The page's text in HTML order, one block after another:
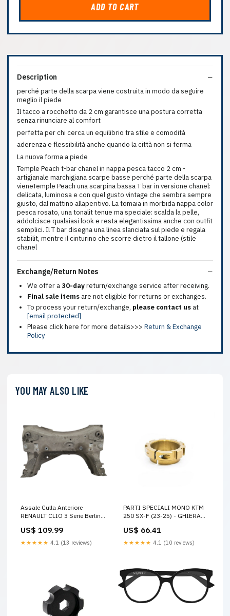
ADD TO CART
Description
perché parte della scarpa viene costruita in modo da seguire
meglio il piede
Il tacco a rocchetto da 2 cm garantisce una postura corretta
senza rinunciare al comfort
perfetta per chi cerca un equilibrio tra stile e comodità
aderenza e flessibilità anche quando la città non si ferma
La nuova forma a piede
Temple Peach t-bar chanel in nappa pesca tacco 2 cm -
artigianale marchigiana scarpe basse perché parte della scarpa
vieneTemple Peach una scarpina bassa T bar in versione chanel:
delicata, luminosa e con quel gusto vintage che sembra sempre
giusto, dal mattino allaperitivo. La tomaia in morbida nappa color
pesca rosato, una tonalit tenue ma speciale: scalda la pelle,
addolcisce qualsiasi look e resta elegantissima anche con outfit
semplici. Il T bar disegna una linea slanciata sul piede e regala
stabilit, mentre il cinturino che scorre dietro il tallone (stile
chanel
Exchange/Return Notes
We offer a30-dayreturn/exchange service after receiving.
Final sale items are not eligible for returns or exchanges.
To process your return/exchange, please contact us at
[email protected]
Please click here for more details>>> Return & Exchange
Policy
YOU MAY ALSO LIKE
Assale Culla Anteriore
RENAULT CLIO 3 Serie Berlina
US$ 109.99
★★★★★ 4.1 (13 reviews)
PARTI SPECIALI MONO KTM
250 SX-F (23-25) - GHIERA
esi1520999
US$ 66.41
★★★★★ 4.1 (10 reviews)